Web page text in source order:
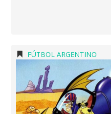
FÚTBOL ARGENTINO